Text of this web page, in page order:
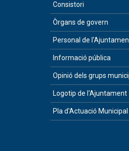
Consistori
Òrgans de govern
Personal de
Informació pública
Opinió dels grups
Logotip de l'Ajuntament
Pla d'Actuació